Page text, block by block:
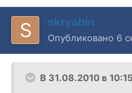
skryabin
Опубликовано 6
В 31.08.2010 в